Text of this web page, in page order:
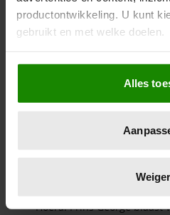
productontwikkeling. U kunt
gebruikt en met welke doelen.
Als u het toestaat, willen we
Informatie verzamelen
locatie, die tot een paar
scannen op specifieke
verwerkt en stel uw
intrekken in de
Alles